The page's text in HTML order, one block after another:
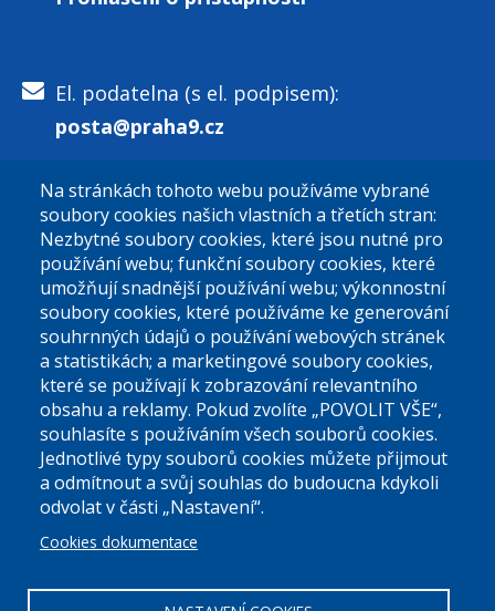
El. podatelna (s el. podpisem):
posta@praha9.cz
El. podatelna (bez el. podpisu):
podatelna@praha9.cz
Úřední dny:
Po a St: 08.00-12.00; 13.00-18.00
Úřední hodiny
Na stránkách tohoto webu používáme vybrané
soubory cookies našich vlastních a třetích stran:
Nezbytné soubory cookies, které jsou nutné pro
používání webu; funkční soubory cookies, které
umožňují snadnější používání webu; výkonnostní
soubory cookies, které používáme ke generování
souhrnných údajů o používání webových stránek
a statistikách; a marketingové soubory cookies,
které se používají k zobrazování relevantního
obsahu a reklamy. Pokud zvolíte „POVOLIT VŠE“,
souhlasíte s používáním všech souborů cookies.
Jednotlivé typy souborů cookies můžete přijmout
a odmítnout a svůj souhlas do budoucna kdykoli
odvolat v části „Nastavení“.
Cookies dokumentace